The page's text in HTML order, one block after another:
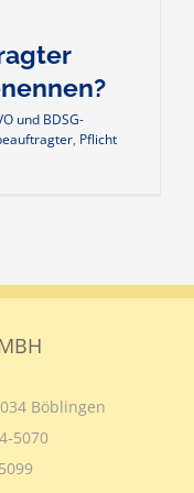
und BDSG-
, Pflicht
Böblingen
5070